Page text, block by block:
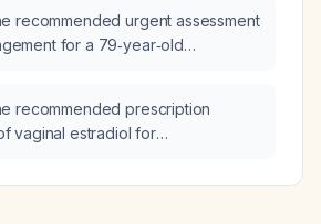
results for benzodiazepines on
screen?
recommended urgent assessment
for a 79‑year‑old
recommended prescription
vaginal estradiol for
atrophy and no